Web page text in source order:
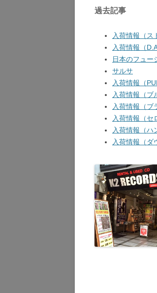
過去記事
入荷情報（ス
入荷情報（
日本のフュー
サルサ
入荷情報（
入荷情報（
入荷情報（ブ
入荷情報（セ
入荷情報（ハ
入荷情報（ダ